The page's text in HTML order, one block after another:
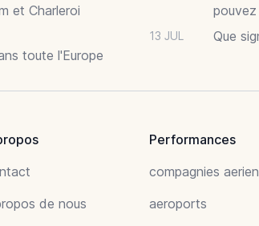
et Charleroi
toute l'Europe
13 JUL Que
de nous
Performances
compagnies
aeroports